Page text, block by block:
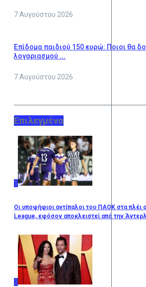
7 Αυγούστου 2026
Επίδομα παιδιού 150 ευρώ: Ποιοι θα
λογαριασμού ...
7 Αυγούστου 2026
Επιλεγμένα
1
Οι υποψήφιοι αντίπαλοι του ΠΑΟΚ στα
League, εφόσον αποκλειστεί από την
2